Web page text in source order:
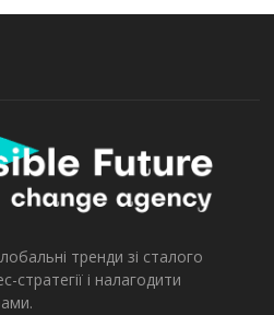
тренди зі сталого
стратегії і налагодити